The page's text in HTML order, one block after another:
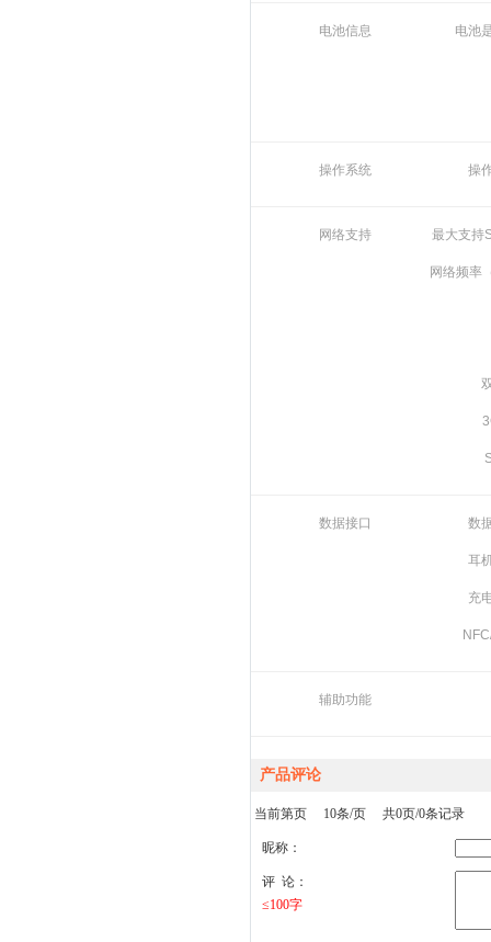
电池信息 电池
操作系统 操
网络支持 最大支持
网络频率
数据接口 数
耳
充
辅助功能
产品评论
当前第页 10条/页 共0页/0条记录
昵称：
评 论：
≤100字